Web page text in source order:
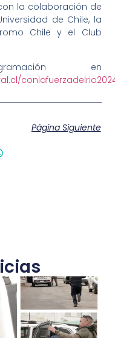
la colaboración de
de Chile, la
Chile y el Club
en
Página Siguiente